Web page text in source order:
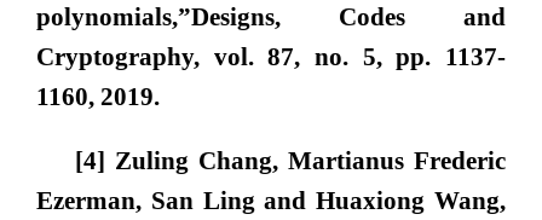
polynomials,”Designs, Codes and
Cryptography, vol. 87, no. 5, pp. 1137-
1160, 2019.
[4] Zuling Chang, Martianus Frederic
Ezerman, San Ling and Huaxiong Wang,